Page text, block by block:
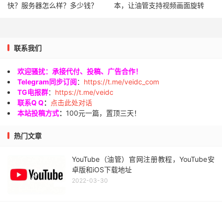
快？服务器怎么样？多少钱？
本，让油管支持视频画面旋转
联系我们
欢迎骚扰：承接代付、投稿、广告合作！
Telegram同步订阅： https://t.me/veidc_com
TG电报群： https://t.me/veidc
联系Q Q：
点击此处对话
本站投稿方式： 100元一篇，置顶三天！
热门文章
YouTube（油管）官网注册教程，YouTube安
卓版和iOS下载地址
2022-03-30